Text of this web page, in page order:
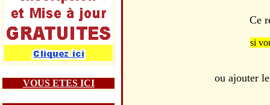
VOUS ETES ICI
Ce
si
ou ajouter